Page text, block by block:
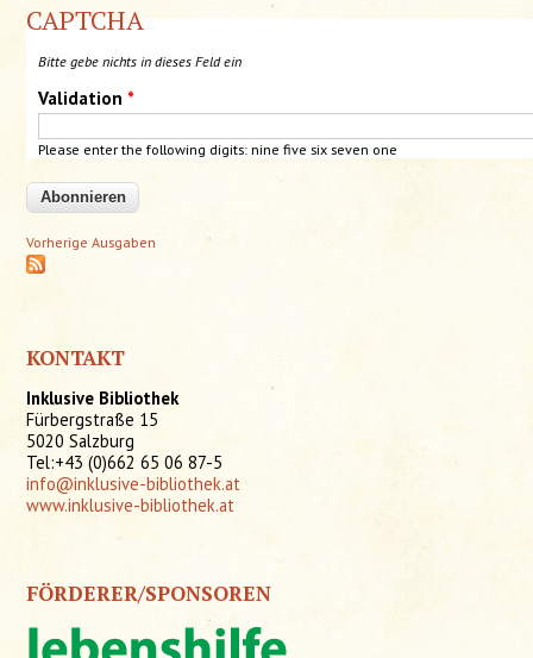
CAPTCHA
Bitte gebe nichts in dieses Feld ein
Validation *
Please enter the following digits: nine five six seven one
Vorherige Ausgaben
KONTAKT
Inklusive Bibliothek
Fürbergstraße 15
5020 Salzburg
Tel:+43 (0)662 65 06 87-5
info@inklusive-bibliothek.at
www.inklusive-bibliothek.at
FÖRDERER/SPONSOREN